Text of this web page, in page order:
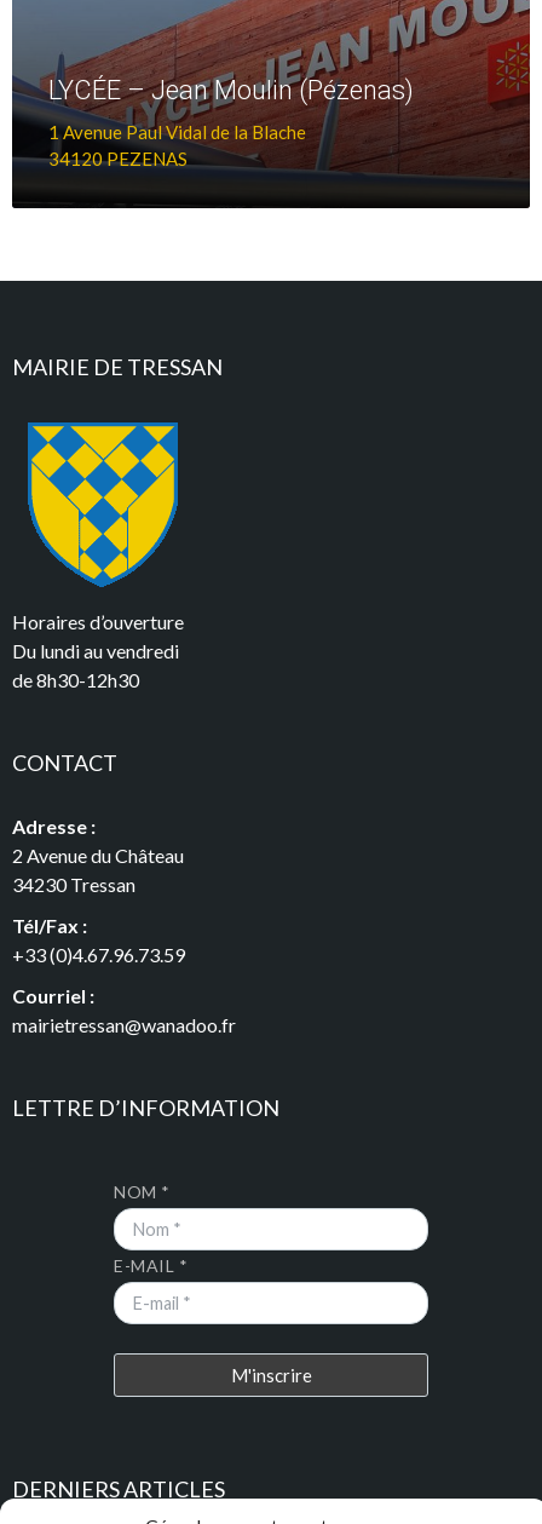
LYCÉE – Jean Moulin (Pézenas)
1 Avenue Paul Vidal de la Blache
34120 PEZENAS
MAIRIE DE TRESSAN
Horaires d’ouverture
Du lundi au vendredi
de 8h30-12h30
CONTACT
Adresse :
2 Avenue du Château
34230 Tressan
Tél/Fax :
+33 (0)4.67.96.73.59
Courriel :
mairietressan@wanadoo.fr
LETTRE D’INFORMATION
NOM *
E-MAIL *
DERNIERS ARTICLES